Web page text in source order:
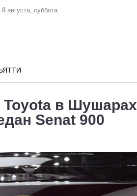
8 августа, суббота
в Шушарах
Senat 900